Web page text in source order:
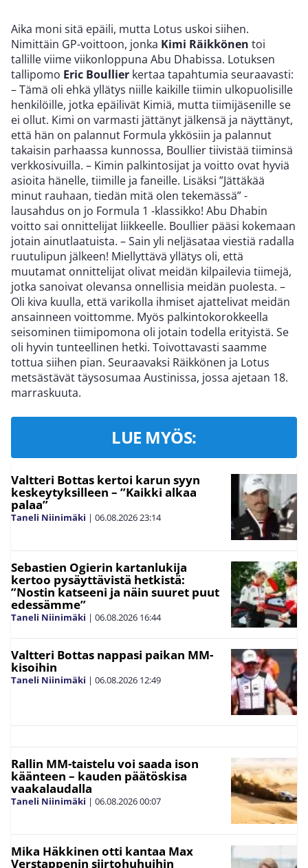
Aika moni sitä epäili, mutta Lotus uskoi siihen.
Nimittäin GP-voittoon, jonka Kimi Räikkönen toi
tallille viime viikonloppuna Abu Dhabissa. Lotuksen
tallipomo Eric Boullier kertaa tapahtumia seuraavasti:
– Tämä oli ehkä yllätys niille kaikille tiimin ulkopuolisille
henkilöille, jotka epäilivät Kimiä, mutta tiimijäsenille se
ei ollut. Kimi on varmasti jättänyt jälkensä ja näyttänyt,
että hän on palannut Formula ykkösiin ja palannut
takaisin parhaassa kunnossa, Boullier tiivistää tiiminsä
verkkosivuilla. – Kimin palkintosijat ja voitto ovat hyviä
asioita hänelle, tiimille ja faneille. Lisäksi ”Jättäkää
minut rauhaan, tiedän mitä olen tekemässä” -
lausahdus on jo Formula 1 -klassikko! Abu Dhabin
voitto sai onnittelijat liikkeelle. Boullier pääsi kokemaan
jotain ainutlaatuista. – Sain yli neljäsataa viestiä radalla
ruutulipun jälkeen! Miellyttävä yllätys oli, että
muutamat onnittelijat olivat meidän kilpailevia tiimejä,
jotka sanoivat olevansa onnellisia meidän puolesta. –
Oli kiva kuulla, että varikolla ihmiset ajattelivat meidän
ansainneen voittomme. Myös palkintokorokkeella
seisominen tiimipomona oli jotain todella erityistä. Se
oli hyvin tunteellinen hetki. Toivottavasti saamme
tottua siihen pian. Seuraavaksi Räikkönen ja Lotus
metsästävät täysosumaa Austinissa, jossa ajetaan 18.
marraskuuta.
LUE MYÖS:
Valtteri Bottas kertoi karun syyn
keskeytyksilleen – ”Kaikki alkaa
palaa”
Taneli Niinimäki | 06.08.202623:14
Sebastien Ogierin kartanlukija
kertoo pysäyttävistä hetkistä:
”Nostin katseeni ja näin suuret puut
edessämme”
Taneli Niinimäki | 06.08.2026 16:44
Valtteri Bottas nappasi paikan MM-
kisoihin
Taneli Niinimäki | 06.08.2026 12:49
Rallin MM-taistelu voi saada ison
käänteen – kauden päätöskisa
vaakalaudalla
Taneli Niinimäki | 06.08.202600:07
Mika Häkkinen otti kantaa Max
Verstappenin siirtohuhuihin